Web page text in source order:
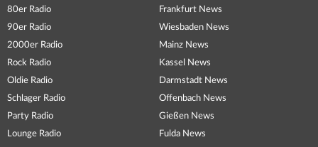
80er Radio
90er Radio
2000er Radio
Rock Radio
Oldie Radio
Schlager Radio
Party Radio
Lounge Radio
Frankfurt News
Wiesbaden News
Mainz News
Kassel News
Darmstadt News
Offenbach News
Gießen News
Fulda News